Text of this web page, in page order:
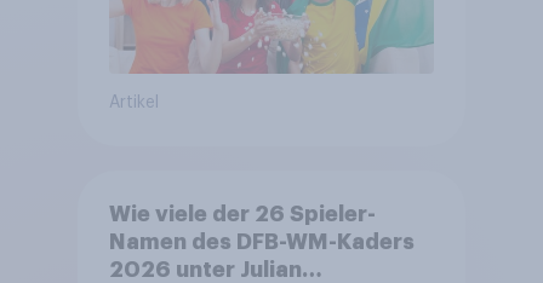
Artikel
Wie viele der 26 Spieler-
Namen des DFB-WM-Kaders
2026 unter Julian